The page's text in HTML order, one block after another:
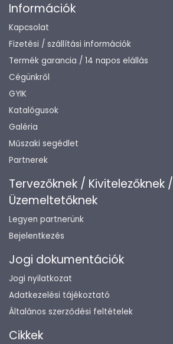
Információk
Kapcsolat
Fizetési / szállítási információk
Termék garancia / 14 napos elállás
Cégünkről
GYIK
Katalógusok
Galéria
Műszaki segédlet
Partnerek
Tervezőknek / Kivitelezőknek /
Üzemeltetőknek
Legyen partnerünk
Bejelentkezés
Jogi dokumentációk
Jogi nyilatkozat
Adatkezelési tájékoztató
Általános szerződési feltételek
Cikkek